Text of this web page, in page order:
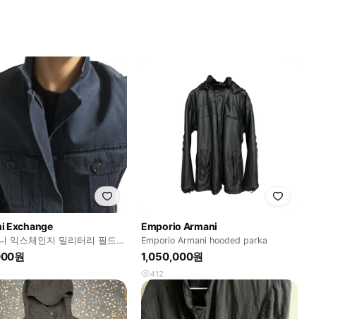
Exchange
익스체인지 밀리터리 필드
원
Emporio Armani
Emporio Armani hooded parka
1,050,000원
412